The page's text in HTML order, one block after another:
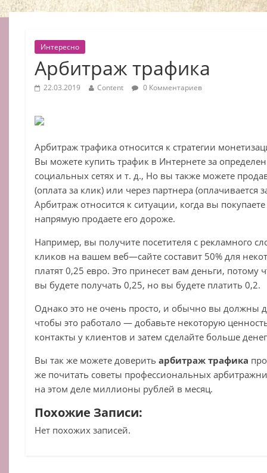
Интересно
Арбитраж трафика
22.03.2019 Content 0 Комментариев
Арбитраж трафика относится к стратегии
Вы можете купить трафик в Интернете за
социальных сетях и т. д., Но вы также можете
(оплата за клик) или через партнера (оплачивается
Арбитраж относится к ситуации, когда вы покупаете
напрямую продаете его дороже.
Например, вы получите посетителя с рекламного
кликов на вашем веб—сайте составит 50% для
платят 0,25 евро.Это принесет вам деньги, потому
вы будете получать 0,25, но вы будете платить 0,2.
Однако это не очень просто, и обычно вы должны
чтобы это работало — добавьте некоторую
контакты у клиентов и затем сделайте больше денег
Вы так же можете доверитьарбитраж трафика
же почитать советы профессиональных
на этом деле миллионы рублей в месяц.
Похожие Записи:
Нет похожих записей.